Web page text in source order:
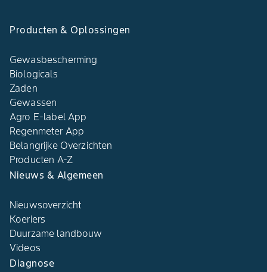
Producten & Oplossingen
Gewasbescherming
Biologicals
Zaden
Gewassen
Agro E-label App
Regenmeter App
Belangrijke Overzichten
Producten A-Z
Nieuws & Algemeen
Nieuwsoverzicht
Koeriers
Duurzame landbouw
Videos
Diagnose